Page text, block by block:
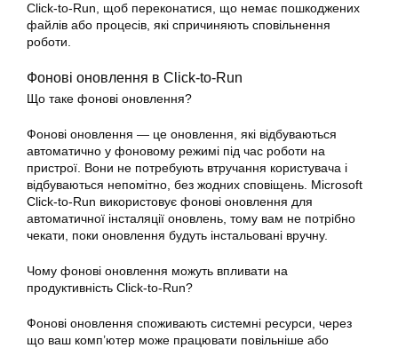
Click-to-Run, щоб переконатися, що немає пошкоджених
файлів або процесів, які спричиняють сповільнення
роботи
Фонові оновлення в Click-to-Run
Що таке фонові оновлення?
Фонові оновлення — це оновлення, які відбуваються
автоматично у фоновому режимі під час роботи на
пристрої. Вони не потребують втручання користувача і
відбуваються непомітно, без жодних сповіщень. Microsoft
Click-to-Run використовує фонові оновлення для
автоматичної інсталяції оновлень, тому вам не потрібно
чекати, поки оновлення будуть інстальовані вручну.
Чому фонові оновлення можуть впливати на
продуктивність Click-to-Run?
Фонові оновлення споживають системні ресурси, через
що ваш комп’ютер може працювати повільніше або